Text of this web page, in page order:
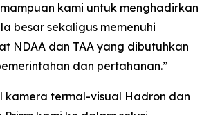
kami untuk menghadirkan
besar sekaligus memenuhi
NDAA dan TAA yang dibutuhkan
dan pertahanan.”
kamera termal-visual Hadron dan